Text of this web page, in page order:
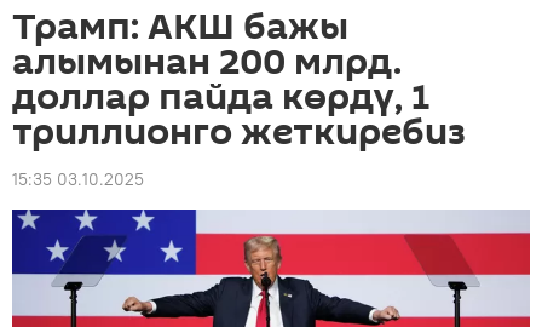
Трамп: АКШ бажы
алымынан 200 млрд.
доллар пайда көрдү, 1
триллионго жеткиребиз
15:35 03.10.2025